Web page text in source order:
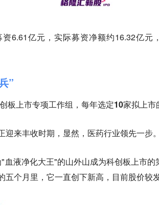
6.61亿元，实际募资净额约16.32亿元，
”
板上市专项工作组， 每年选定10家拟上
迎来丰收时期，显然， 医药行业领先一步。
血液净化大王"的山外山成为科创板上市的
个月里，它一直创下新高，目前股价较